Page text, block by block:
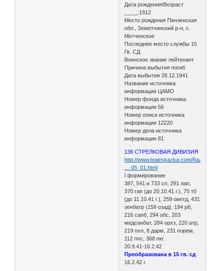
Дата рождения/Возраст
__.__.1912
Место рождения Пензенская
обл., Земетчинский р-н, с.
Метченское
Последнее место службы 15
Гв. СД
Воинское звание лейтенант
Причина выбытия погиб
Дата выбытия 28.12.1941
Название источника
информации ЦАМО
Номер фонда источника
информации 56
Номер описи источника
информации 12220
Номер дела источника
информации 81
136 СТРЕЛКОВАЯ ДИВИЗИЯ
http://www.teatrskazka.com/Raznoe/
… 05_01.html
I формирование
387, 541 и 733 сп, 291 лап,
370 гап (до 20.10.41 г.), 75 тб
(до 11.10.41 г.), 259 оиптд, 431
зенбатр (159 озад), 194 рб,
216 сапб, 294 обс, 203
медсанбат, 284 орхз, 220 атр,
219 пхп, 8 дарм, 231 порем,
112 ппс, 368 пкг.
20.9.41-16.2.42
Преобразована в 15 гв. сд
16.2.42 г.